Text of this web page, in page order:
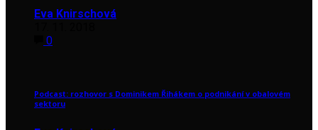
Eva Knirschová
0
Podcast: rozhovor s Dominikem Řihákem o podnikání v obalovém
sektoru